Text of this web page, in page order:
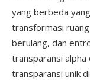
yang berbeda
transformasi
berulang, dan
transparansi
transparansi unik